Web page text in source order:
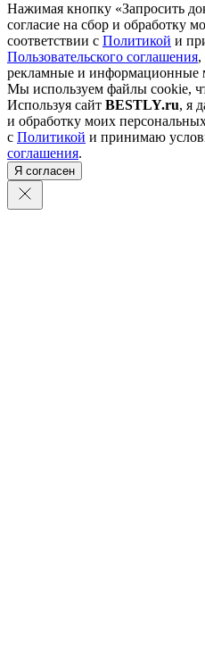
Нажимая кнопку «Запросить
согласие на сбор и обработку
соответствии с Политикой и
Пользовательского соглашения,
рекламные и информационные
Мы используем файлы cookie,
Используя сайт BESTLY.ru, я
и обработку моих
с Политикой и принимаю
соглашения.
Я согласен